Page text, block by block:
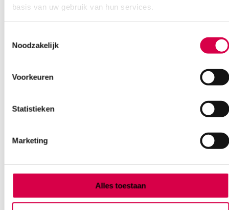
basis van uw gebruik van hun services.
Noodzakelijk
Voorkeuren
Statistieken
Marketing
Alles toestaan
Ook interessant